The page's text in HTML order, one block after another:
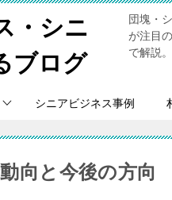
・シニ
ブログ
団塊・
が注目
で解説
シニアビジネス事例
向と今後の方向